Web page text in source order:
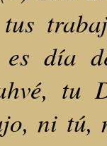
día
tu
ni